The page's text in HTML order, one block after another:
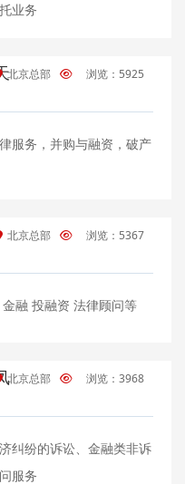
业务
北京总部 浏览：5925
服务，并购与融资，破产
北京总部 浏览：5367
金融 投融资 法律顾问等
北京总部 浏览：3968
纠纷的诉讼、金融类非诉
服务